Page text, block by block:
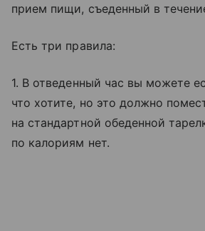
прием пищи, съеденный в
Есть три правила:
1. В отведенный час вы можете
что хотите, но это должно
на стандартной обеденной
по калориям нет.